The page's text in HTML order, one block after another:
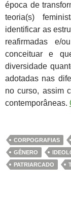
época de
teoria(s)
identificar as
reafirmadas e/
conceituar e
diversidade
adotadas nas
no curso, assim
contemporâneas.
CORPOGRAFIAS
GÊNERO
PATRIARCADO